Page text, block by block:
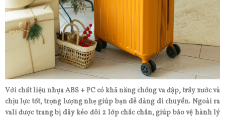
Với chất liệu nhựa ABS + PC có khả năng chống va đập, trầy xước và
chịu lực tốt, trọng lượng nhẹ giúp bạn dễ dàng di chuyển. Ngoài ra
vali được trang bị dây kéo đôi 2 lớp chắc chắn, giúp bảo vệ hành lý